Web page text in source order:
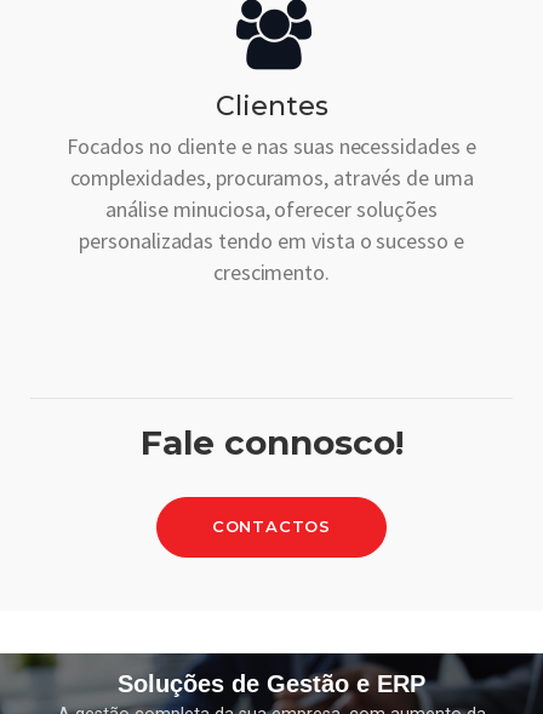
Clientes
Focados no cliente e nas suas necessidades e
complexidades, procuramos, através de uma
análise minuciosa, oferecer soluções
personalizadas tendo em vista o sucesso e
crescimento.
Fale connosco!
CONTACTOS
Soluções de Gestão e ERP